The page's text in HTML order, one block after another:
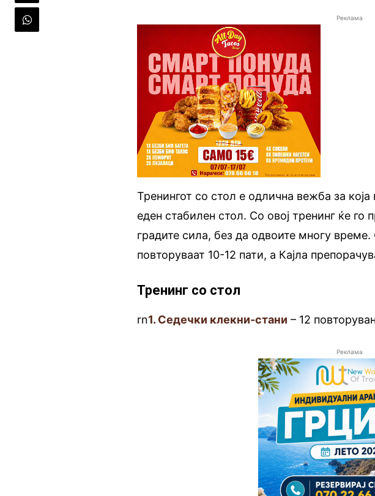
Реклама
Тренингот со стол е одлична вежба за
еден стабилен стол. Со овој тренинг ќе го
градите сила, без да одвоите многу
повторуваат 10-12 пати, а Кајла
Тренинг со стол
rn1. Седечки клекни-стани – 12
Реклама